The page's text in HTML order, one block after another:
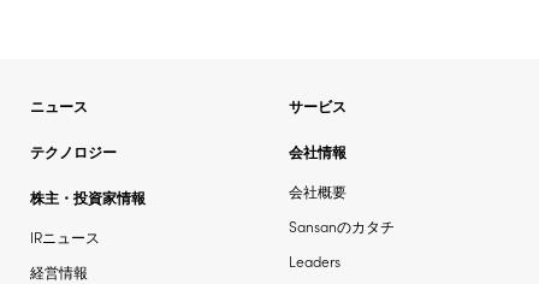
ニュース サービス
テクノロジー
会社情報
会社概要
Sansanのカタチ
Leaders
株主・投資家情報
IRニュース
経営情報